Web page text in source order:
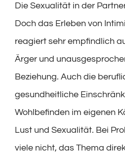
Die Sexualität in der
Doch das Erleben von
reagiert sehr empfindlich
Ärger und
Beziehung. Auch die
gesundheitliche
Wohlbefinden im eigenen
Lust und Sexualität. Bei
viele nicht, das Thema